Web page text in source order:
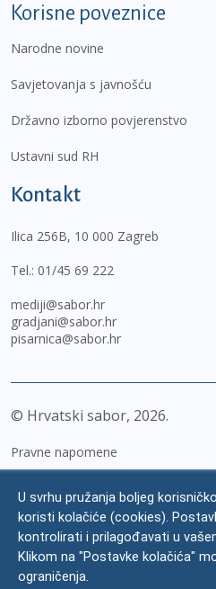
Korisne poveznice
Narodne novine
Savjetovanja s javnošću
Državno izborno povjerenstvo
Ustavni sud RH
Kontakt
Ilica 256B, 10 000 Zagreb
Tel.: 01/45 69 222
mediji@sabor.hr
gradjani@sabor.hr
pisarnica@sabor.hr
© Hrvatski sabor, 2026
Pravne napomene
Zaštita osobnih podataka
Impressum
Česta pitanja
U svrhu pružanja boljeg
koristi kolačiće (cookies).
kontrolirati i prilagođavati u
Klikom na "Postavke kolačića"
ograničenja.